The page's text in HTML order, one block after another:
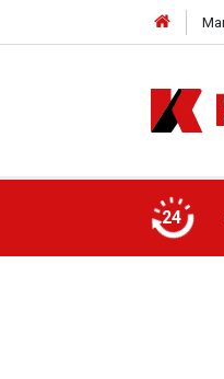
24
204 Adet Sağlık Personeli